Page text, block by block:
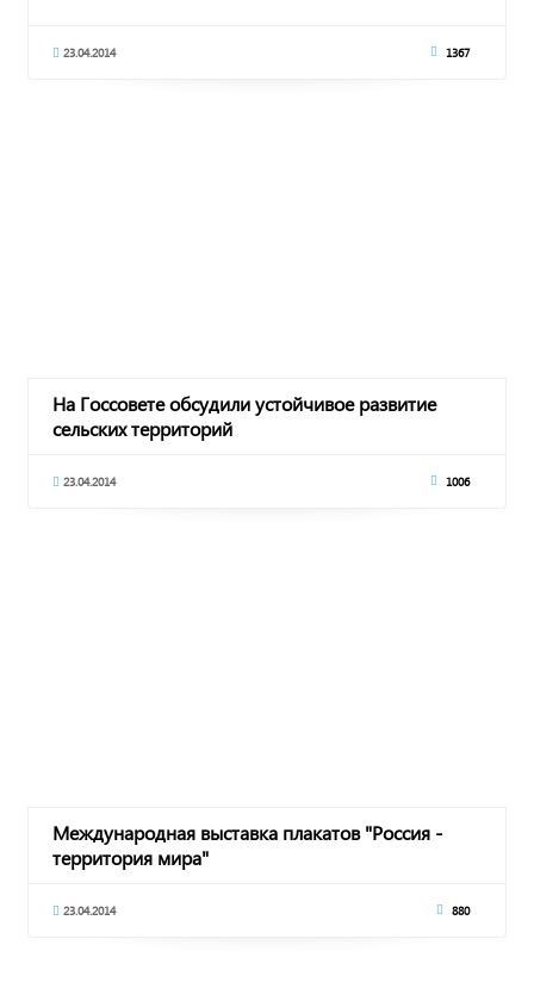
23.04.2014 1367
На Госсовете обсудили устойчивое развитие
сельских территорий
23.04.2014 1006
Международная выставка плакатов "Россия -
территория мира"
23.04.2014 880